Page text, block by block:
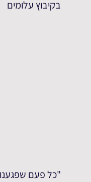
בקיבוץ עלומים
"כל פעם